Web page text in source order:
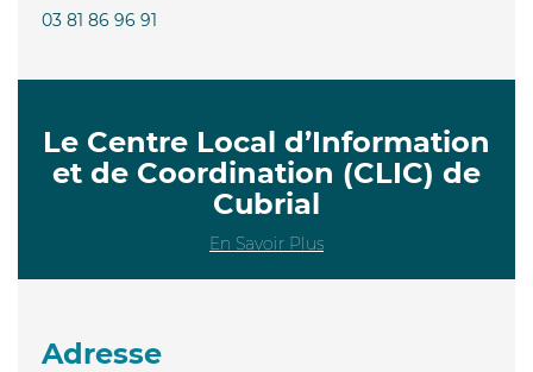
03 81 86 96 91
Le Centre Local d’Information
et de Coordination (CLIC) de
Cubrial
En Savoir Plus
Adresse